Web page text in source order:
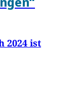
2024 ist